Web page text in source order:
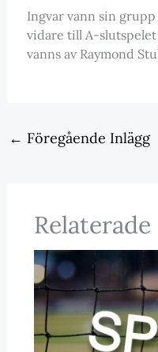
Ingvar vann sin
vidare till A-
vanns av Raymond
← Föregående Inlägg